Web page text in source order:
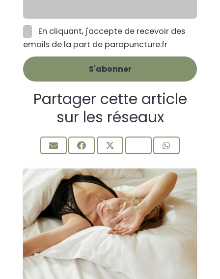
En cliquant, j'accepte de recevoir des
emails de la part de parapuncture.fr
Partager cette article
sur les réseaux